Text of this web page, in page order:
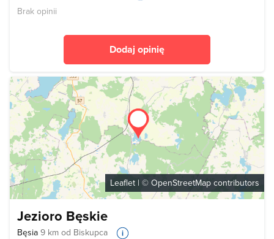
Brak opinii
Dodaj opinię
Leaflet | © OpenStreetMap contributors
Jezioro Bęskie
Bęsia 9 km od Biskupca